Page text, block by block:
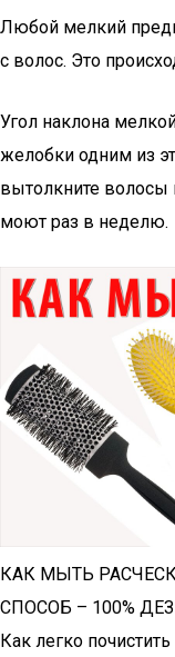
Любой мелкий
с волос. Это
Угол наклона
желобки одним из
вытолкните волосы
моют раз в неделю.
КАК МЫТЬ
СПОСОБ – 100%
Как легко